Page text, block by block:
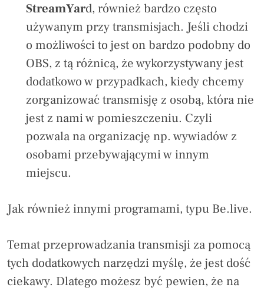
StreamYard, również bardzo często
używanym przy transmisjach. Jeśli chodzi
o możliwości to jest on bardzo podobny do
OBS, z tą różnicą, że wykorzystywany jest
dodatkowo w przypadkach, kiedy chcemy
zorganizować transmisję z osobą, która nie
jest z nami w pomieszczeniu. Czyli
pozwala na organizację np. wywiadów z
osobami przebywającymi w innym
miejscu.
Jak również innymi programami, typu Be.live.
Temat przeprowadzania transmisji za pomocą
tych dodatkowych narzędzi myślę, że jest dość
ciekawy. Dlatego możesz być pewien, że na